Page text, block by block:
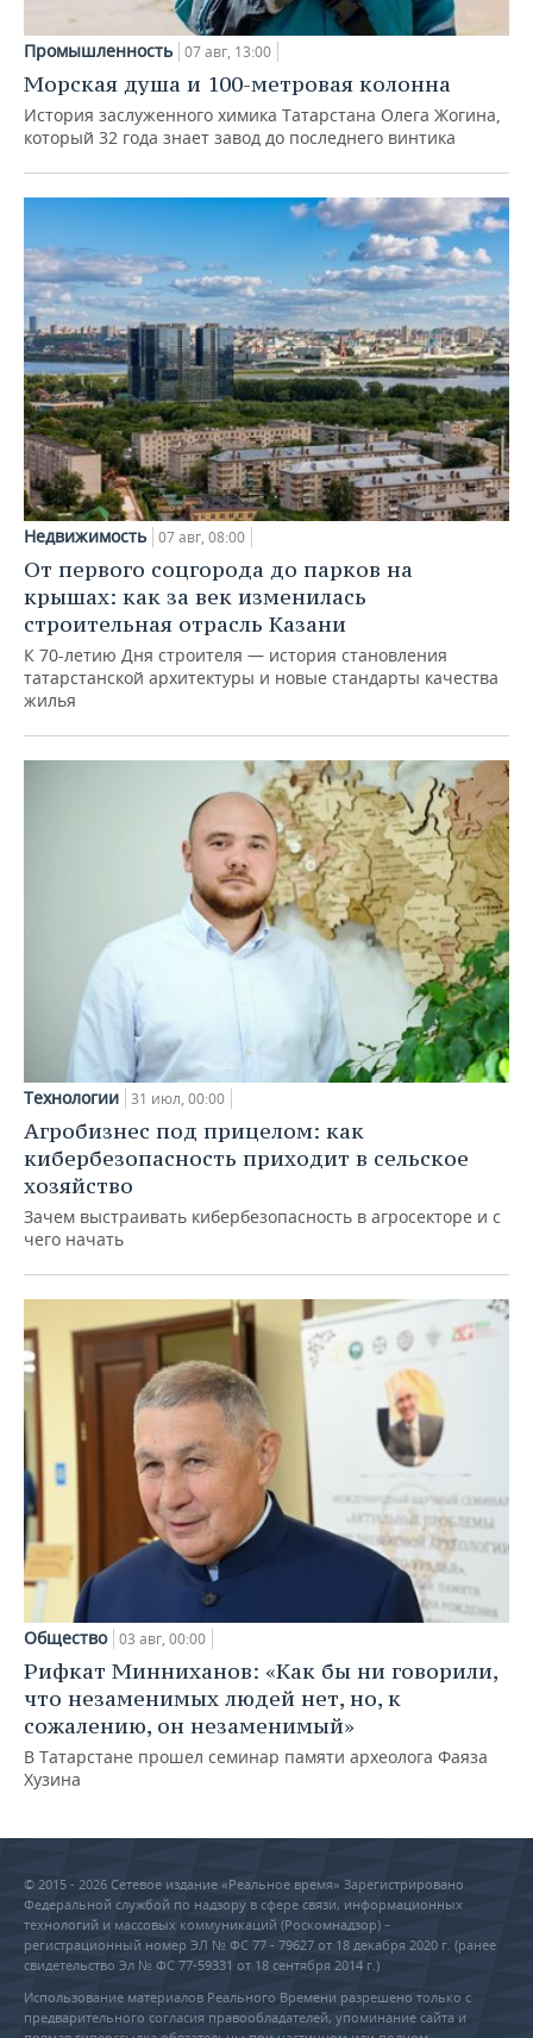
Промышленность 07 авг, 13:00
Морская душа и 100-метровая колонна
История заслуженного химика Татарстана Олега Жогина,
который 32 года знает завод до последнего винтика
Недвижимость 07 авг, 08:00
От первого соцгорода до парков на
крышах: как за век изменилась
строительная отрасль Казани
К 70-летию Дня строителя — история становления
татарстанской архитектуры и новые стандарты качества
жилья
Технологии 31 июл, 00:00
Агробизнес под прицелом: как
кибербезопасность приходит в сельское
хозяйство
Зачем выстраивать кибербезопасность в агросекторе и с
чего начать
Общество 03 авг, 00:00
Рифкат Минниханов: «Как бы ни говорили,
что незаменимых людей нет, но, к
сожалению, он незаменимый»
В Татарстане прошел семинар памяти археолога Фаяза
Хузина
© 2015 - 2026 Сетевое издание «Реальное время» Зарегистрировано
Федеральной службой по надзору в сфере связи, информационных
технологий и массовых коммуникаций (Роскомнадзор) –
регистрационный номер ЭЛ № ФС 77 - 79627 от 18 декабря 2020 г. (ранее
свидетельство Эл № ФС 77-59331 от 18 сентября 2014 г.)
Использование материалов Реального Времени разрешено только с
предварительного согласия правообладателей, упоминание сайта и